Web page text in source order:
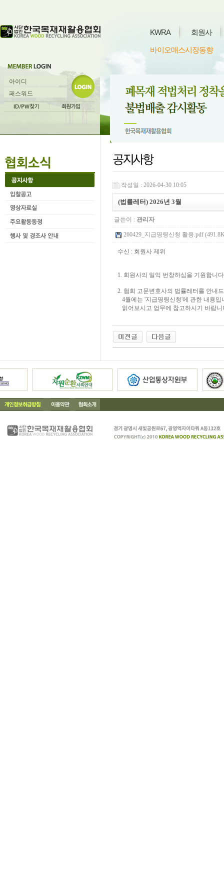
KWRA 회원사
바이오매스시장동향
작성일 : 2026-04-30 10:05
(법률레터) 2026년 3월
글쓴이 : 관리자
260429_지급명령신청 활용.pdf
수신 : 회원사 제위
1. 회원사의 일익 번창하심을 기원합니
2. 협회 고문변호사의 법률레터를 안내
4월에는 '지급명령신청'에 관한 내용입
읽어보시고 업무에 참고하시기 바랍니